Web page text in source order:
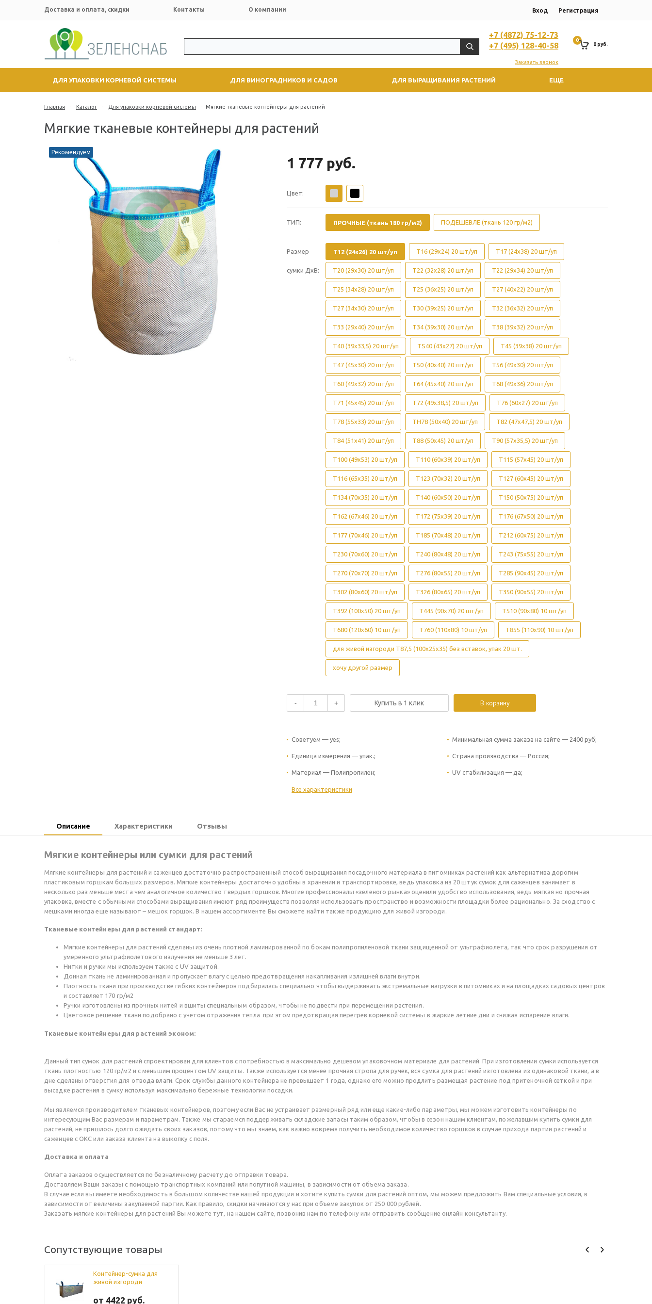
Вход Регистрация
Доставка и оплата, скидки Контакты О компании
+7 (4872) 75-12-73
+7 (495) 128-40-58
Заказать звонок
0
0 руб.
ДЛЯ УПАКОВКИ КОРНЕВОЙ СИСТЕМЫ ДЛЯ ВИНОГРАДНИКОВ И САДОВ ДЛЯ ВЫРАЩИВАНИЯ РАСТЕНИЙ ЕЩЕ
Главная - Каталог - Для упаковки корневой системы - Мягкие тканевые контейнеры для растений
Мягкие тканевые контейнеры для растений
Рекомендуем
1 777 руб.
Цвет:
ТИП: ПРОЧНЫЕ (ткань 180 гр/м2) ПОДЕШЕВЛЕ (ткань 120 гр/м2)
Размер
сумки ДхВ:
Т12 (24х26) 20 шт/уп Т16 (29х24) 20 шт/уп Т17 (24х38) 20 шт/уп
Т20 (29х30) 20 шт/уп Т22 (32х28) 20 шт/уп Т22 (29х34) 20 шт/уп
Т25 (34х28) 20 шт/уп Т25 (36х25) 20 шт/уп Т27 (40х22) 20 шт/уп
Т27 (34х30) 20 шт/уп Т30 (39х25) 20 шт/уп Т32 (36х32) 20 шт/уп
Т33 (29х40) 20 шт/уп Т34 (39х30) 20 шт/уп Т38 (39х32) 20 шт/уп
Т40 (39х33,5) 20 шт/уп ТS40 (43х27) 20 шт/уп Т45 (39х38) 20 шт/уп
Т47 (45х30) 20 шт/уп Т50 (40х40) 20 шт/уп Т56 (49х30) 20 шт/уп
Т60 (49х32) 20 шт/уп Т64 (45х40) 20 шт/уп Т68 (49х36) 20 шт/уп
Т71 (45х45) 20 шт/уп Т72 (49х38,5) 20 шт/уп Т76 (60х27) 20 шт/уп
Т78 (55х33) 20 шт/уп ТН78 (50х40) 20 шт/уп Т82 (47х47,5) 20 шт/уп
Т84 (51х41) 20 шт/уп Т88 (50х45) 20 шт/уп Т90 (57х35,5) 20 шт/уп
Т100 (49х53) 20 шт/уп Т110 (60х39) 20 шт/уп Т115 (57х45) 20 шт/уп
Т116 (65х35) 20 шт/уп Т123 (70х32) 20 шт/уп Т127 (60х45) 20 шт/уп
Т134 (70х35) 20 шт/уп Т140 (60х50) 20 шт/уп Т150 (50х75) 20 шт/уп
Т162 (67х46) 20 шт/уп Т172 (75х39) 20 шт/уп Т176 (67х50) 20 шт/уп
Т177 (70х46) 20 шт/уп Т185 (70х48) 20 шт/уп Т212 (60х75) 20 шт/уп
Т230 (70х60) 20 шт/уп Т240 (80х48) 20 шт/уп Т243 (75х55) 20 шт/уп
Т270 (70х70) 20 шт/уп Т276 (80х55) 20 шт/уп Т285 (90х45) 20 шт/уп
Т302 (80х60) 20 шт/уп Т326 (80х65) 20 шт/уп Т350 (90х55) 20 шт/уп
Т392 (100х50) 20 шт/уп Т445 (90х70) 20 шт/уп Т510 (90х80) 10 шт/уп
Т680 (120х60) 10 шт/уп Т760 (110х80) 10 шт/уп Т855 (110х90) 10 шт/уп
для живой изгороди Т87,5 (100х25х35) без вставок, упак 20 шт.
хочу другой размер
- + Купить в 1 клик В корзину
Советуем — yes; Минимальная сумма заказа на сайте — 2400 руб;
Единица измерения — упак.; Страна производства — Россия;
Материал — Полипропилен; UV стабилизация — да;
Все характеристики
Описание Характеристики Отзывы
Мягкие контейнеры или сумки для растений
Мягкие контейнеры для растений и саженцев достаточно распространенный способ выращивания посадочного материала в питомниках растений как альтернатива дорогим
пластиковым горшкам больших размеров. Мягкие контейнеры достаточно удобны в хранении и транспортировке, ведь упаковка из 20 штук сумок для саженцев занимает в
несколько раз меньше места чем аналогичное количество твердых горшков. Многие профессионалы «зеленого рынка» оценили удобство использования, ведь мягкая но прочная
упаковка, вместе с обычными способами выращивания имеют ряд преимуществ позволяя использовать пространство и возможности площадки более рационально. За сходство с
мешками иногда еще называют – мешок горшок. В нашем ассортименте Вы сможете найти также продукцию для живой изгороди.
Тканевые контейнеры для растений стандарт:
Мягкие контейнеры для растений сделаны из очень плотной ламинированной по бокам полипропиленовой ткани защищенной от ультрафиолета, так что срок разрушения от
умеренного ультрафиолетового излучения не меньше 3 лет.
Нитки и ручки мы используем также с UV защитой.
Донная ткань не ламинированная и пропускает влагу с целью предотвращения накапливания излишней влаги внутри.
Плотность ткани при производстве гибких контейнеров подбиралась специально чтобы выдерживать экстремальные нагрузки в питомниках и на площадках садовых центров
и составляет 170 гр/м2
Ручки изготовлены из прочных нитей и вшиты специальным образом, чтобы не подвести при перемещении растения.
Цветовое решение ткани подобрано с учетом отражения тепла при этом предотвращая перегрев корневой системы в жаркие летние дни и снижая испарение влаги.
Тканевые контейнеры для растений эконом:
Данный тип сумок для растений спроектирован для клиентов с потребностью в максимально дешевом упаковочном материале для растений. При изготовлении сумки используется
ткань плотностью 120 гр/м2 и с меньшим процентом UV защиты. Также используется менее прочная стропа для ручек, вся сумка для растений изготовлена из одинаковой ткани, а в
дне сделаны отверстия для отвода влаги. Срок службы данного контейнера не превышает 1 года, однако его можно продлить размещая растение под притеночной сеткой и при
высадке растения в сумку используя максимально бережные технологии посадки.
Мы являемся производителем тканевых контейнеров, поэтому если Вас не устраивает размерный ряд или еще какие-либо параметры, мы можем изготовить контейнеры по
интересующим Вас размерам и параметрам. Также мы стараемся поддерживать складские запасы таким образом, чтобы в сезон нашим клиентам, пожелавшим купить сумки для
растений, не пришлось долго ожидать своих заказов, потому что мы знаем, как важно вовремя получить необходимое количество горшков в случае прихода партии растений и
саженцев с ОКС или заказа клиента на выкопку с поля.
Доставка и оплата
Оплата заказов осуществляется по безналичному расчету до отправки товара.
Доставляем Ваши заказы с помощью транспортных компаний или попутной машины, в зависимости от объема заказа.
В случае если вы имеете необходимость в большом количестве нашей продукции и хотите купить сумки для растений оптом, мы можем предложить Вам специальные условия, в
зависимости от величины закупаемой партии. Как правило, скидки начинаются у нас при объеме закупок от 250 000 рублей.
Заказать мягкие контейнеры для растений Вы можете тут, на нашем сайте, позвонив нам по телефону или отправить сообщение онлайн консультанту.
Сопутствующие товары
Контейнер-сумка для
живой изгороди
от 4422 руб.